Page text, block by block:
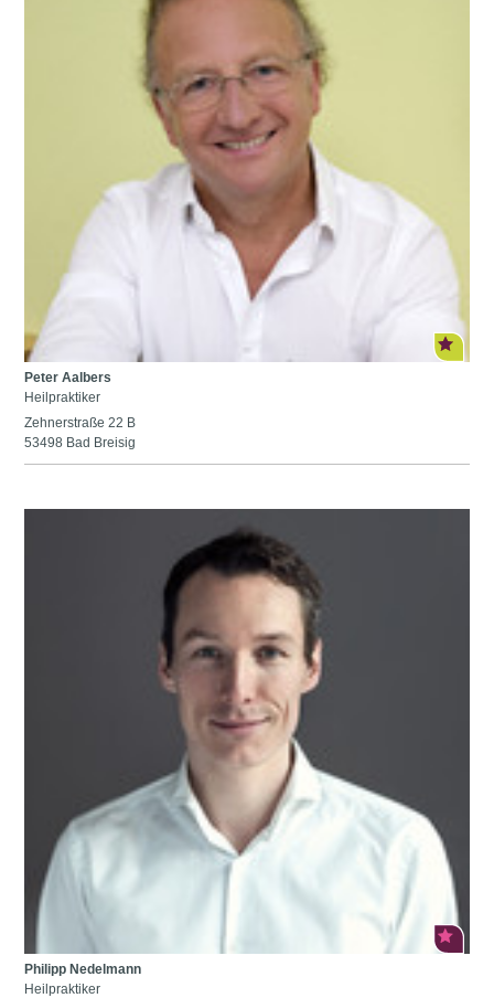
Peter Aalbers
Heilpraktiker
Zehnerstraße 22 B
53498 Bad Breisig
Philipp Nedelmann
Heilpraktiker